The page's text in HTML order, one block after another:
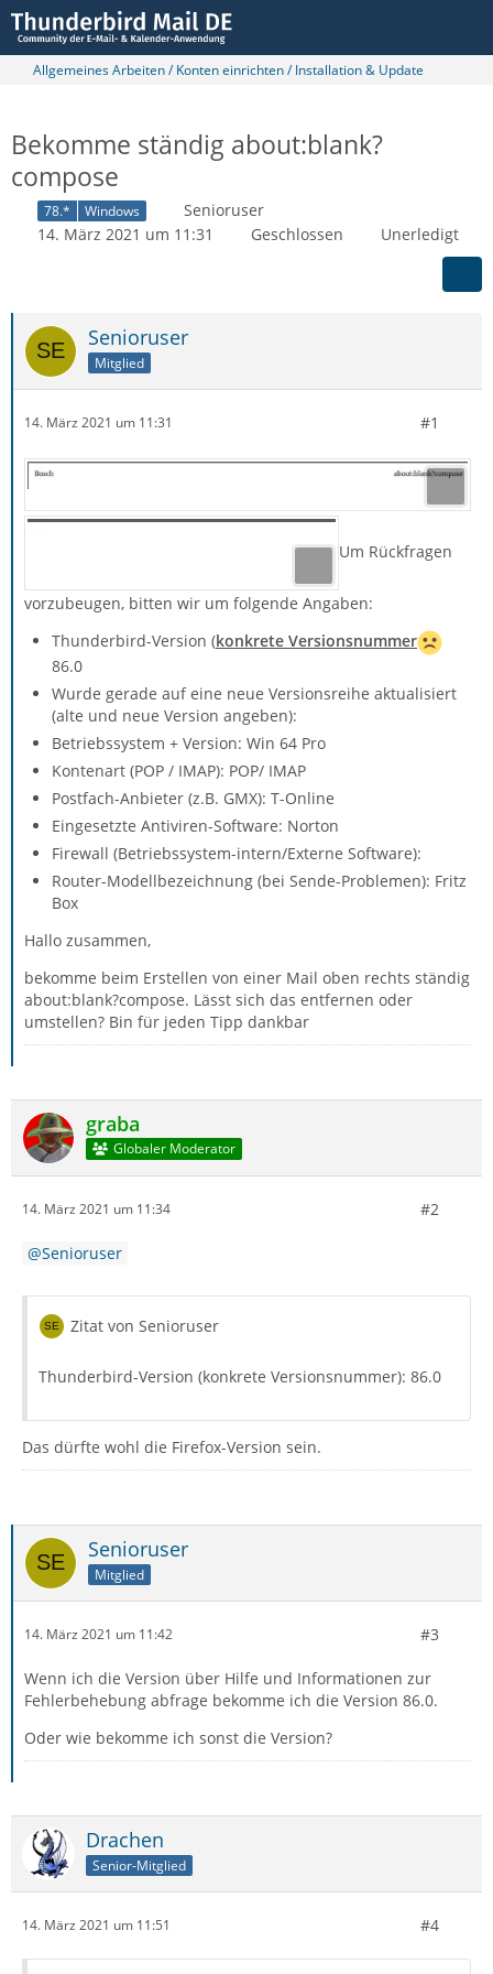
Allgemeines Arbeiten / Konten einrichten / Installation & Update
Bekomme ständig about:blank?
compose
78.* Windows
Senioruser
14. März 2021 um 11:31
Geschlossen Unerledigt
Senioruser
Mitglied
14. März 2021 um 11:31 #1
Um Rückfragen
vorzubeugen, bitten wir um folgende Angaben:
Thunderbird-Version (konkrete Versionsnummer
86.0
Wurde gerade auf eine neue Versionsreihe aktualisiert
(alte und neue Version angeben):
Betriebssystem + Version: Win 64 Pro
Kontenart (POP / IMAP): POP/ IMAP
Postfach-Anbieter (z.B. GMX): T-Online
Eingesetzte Antiviren-Software: Norton
Firewall (Betriebssystem-intern/Externe Software):
Router-Modellbezeichnung (bei Sende-Problemen): Fritz
Box
Hallo zusammen,
bekomme beim Erstellen von einer Mail oben rechts ständig
about:blank?compose. Lässt sich das entfernen oder
umstellen? Bin für jeden Tipp dankbar
graba
Globaler Moderator
14. März 2021 um 11:34 #2
Senioruser
Zitat von Senioruser
Thunderbird-Version (konkrete Versionsnummer): 86.0
Das dürfte wohl die Firefox-Version sein.
Senioruser
Mitglied
14. März 2021 um 11:42 #3
Wenn ich die Version über Hilfe und Informationen zur
Fehlerbehebung abfrage bekomme ich die Version 86.0.
Oder wie bekomme ich sonst die Version?
Drachen
Senior-Mitglied
14. März 2021 um 11:51 #4